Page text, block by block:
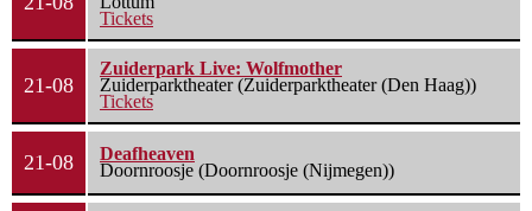
Tickets
21-08
Zuiderpark Live: Wolfmother
Zuiderparktheater (Zuiderparktheater (Den Haag))
Tickets
21-08
Deafheaven
Doornroosje (Doornroosje (Nijmegen))